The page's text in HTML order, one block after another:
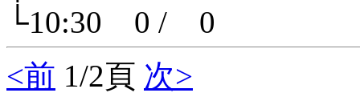
└10:30 0 / 0
<前 1/2頁 次>